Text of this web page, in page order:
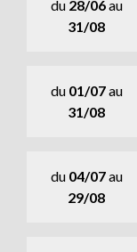
du 28/06au
31/08
du 01/07au
31/08
du 04/07au
29/08